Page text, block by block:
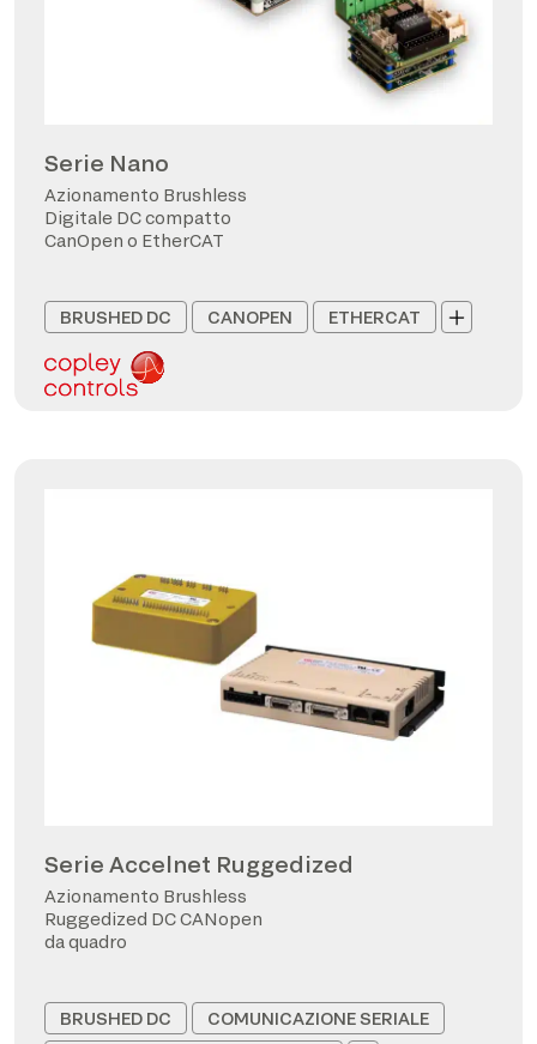
Serie Nano
Azionamento Brushless
Digitale DC compatto
CanOpen o EtherCAT
BRUSHED DC CANOPEN ETHERCAT
Serie Accelnet Ruggedized
Azionamento Brushless
Ruggedized DC CANopen
da quadro
BRUSHED DC
COMUNICAZIONE SERIALE